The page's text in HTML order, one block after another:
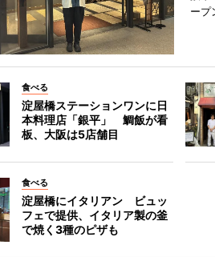
ープ
食べる
淀屋橋ステーションワンに日
本料理店「銀平」 鯛飯が看
板、大阪は5店舗目
食べる
淀屋橋にイタリアン ビュッ
フェで提供、イタリア製の釜
で焼く3種のピザも